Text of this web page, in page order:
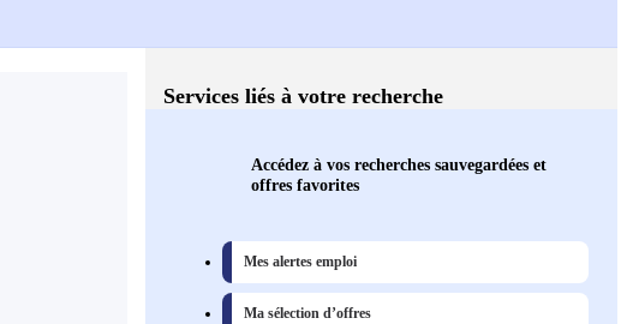
Services liés à votre recherche
Accédez à vos recherches sauvegardées et
offres favorites
Mes alertes emploi
Ma sélection d’offres